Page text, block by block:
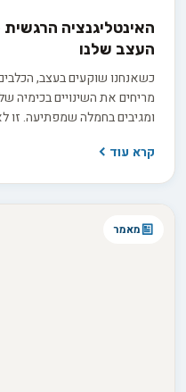
האינטליגנציה
העצב שלנו
כשאנחנו שוקעים בעצב,
מריחים את השינויים בכימיה
ומגיבים בחמלה שמפתיעה. זו
הסודות המרתקים שמאחורי
קרא עוד
מאמר